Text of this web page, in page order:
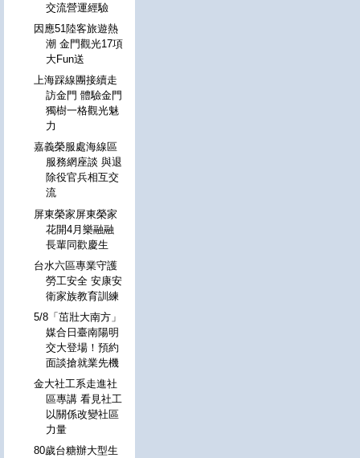
交流營運經驗
因應51陸客旅遊熱
潮 金門觀光17項
大Fun送
上海踩線團接續走
訪金門 體驗金門
獨樹一格觀光魅
力
嘉義榮服處海線區
服務網座談 與退
除役官兵相互交
流
屏東榮家屏東榮家
花開4月樂融融
長輩同歡慶生
台水六區專業守護
勞工安全 安康安
衛家族教育訓練
5/8「茁壯大南方」
媒合日臺南陽明
交大登場！預約
面談搶就業先機
金大社工系走進社
區專講 看見社工
以關係改變社區
力量
80歲台糖辦大型生